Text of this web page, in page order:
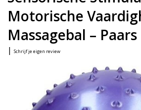
Motorische
Massagebal – Paars
| Schrijf je eigen review